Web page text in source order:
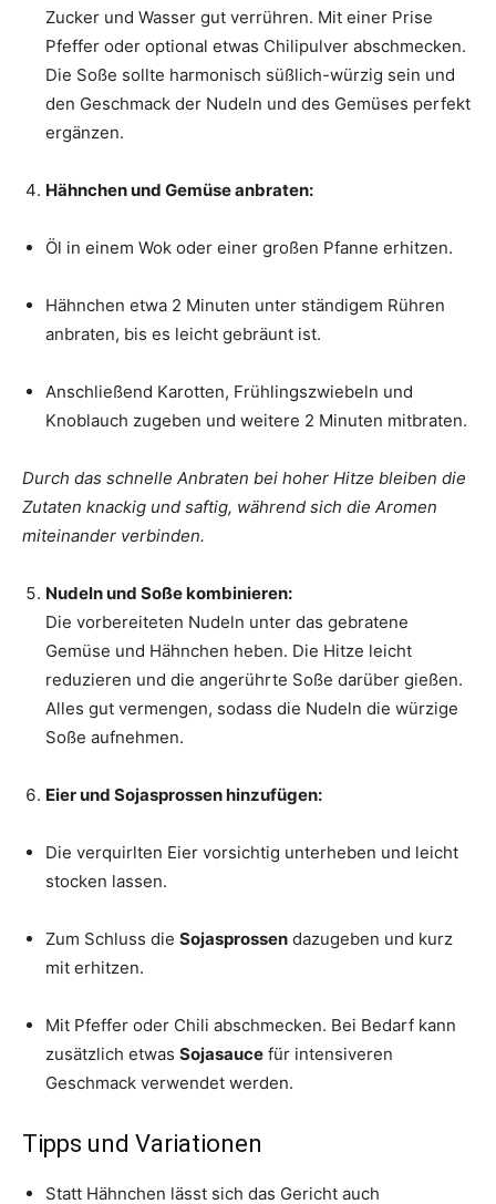
Zucker und Wasser gut verrühren. Mit einer Prise
Pfeffer oder optional etwas Chilipulver abschmecken.
Die Soße sollte harmonisch süßlich-würzig sein und
den Geschmack der Nudeln und des Gemüses perfekt
ergänzen.
Hähnchen und Gemüse anbraten:
Öl in einem Wok oder einer großen Pfanne erhitzen.
Hähnchen etwa 2 Minuten unter ständigem Rühren
anbraten, bis es leicht gebräunt ist.
Anschließend Karotten, Frühlingszwiebeln und
Knoblauch zugeben und weitere 2 Minuten mitbraten.
Durch das schnelle Anbraten bei hoher Hitze bleiben die
Zutaten knackig und saftig, während sich die Aromen
miteinander verbinden.
Nudeln und Soße kombinieren:
Die vorbereiteten Nudeln unter das gebratene
Gemüse und Hähnchen heben. Die Hitze leicht
reduzieren und die angerührte Soße darüber gießen.
Alles gut vermengen, sodass die Nudeln die würzige
Soße aufnehmen.
Eier und Sojasprossen hinzufügen:
Die verquirlten Eier vorsichtig unterheben und leicht
stocken lassen.
Zum Schluss die Sojasprossen dazugeben und kurz
mit erhitzen.
Mit Pfeffer oder Chili abschmecken. Bei Bedarf kann
zusätzlich etwas Sojasauce für intensiveren
Geschmack verwendet werden.
Tipps und Variationen
Statt Hähnchen lässt sich das Gericht auch